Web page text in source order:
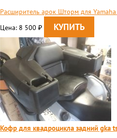
Расширитель арок Шторм для
Цена: 8 500 ₽
Кофр для квадроцикла задний gka